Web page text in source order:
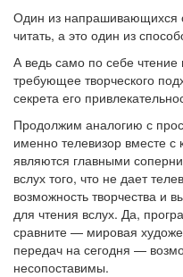
Один из напрашивающихся
читать, а это один из
А ведь само по себе
требующее творческого
секрета его
Продолжим аналогию с
именно телевизор вместе
являются главными
вслух того, что не дает
возможность творчества и
для чтения вслух. Да,
сравните — мировая
передач на сегодня —
несопоставимы.